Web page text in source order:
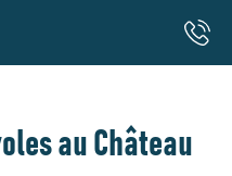
au Château